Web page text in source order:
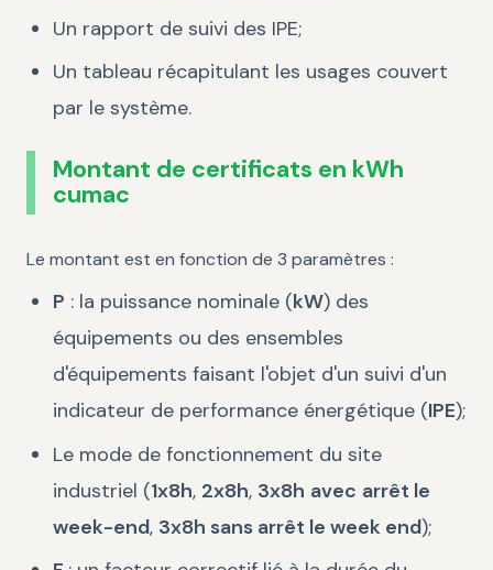
Un rapport de suivi des IPE;
Un tableau récapitulant les usages couvert
par le système.
Montant de certificats en kWh
cumac
Le montant est en fonction de 3 paramètres :
P : la puissance nominale (kW) des
équipements ou des ensembles
d'équipements faisant l'objet d'un suivi d'un
indicateur de performance énergétique (IPE);
Le mode de fonctionnement du site
industriel (1x8h, 2x8h, 3x8h avec arrêt le
week-end, 3x8h sans arrêt le week end);